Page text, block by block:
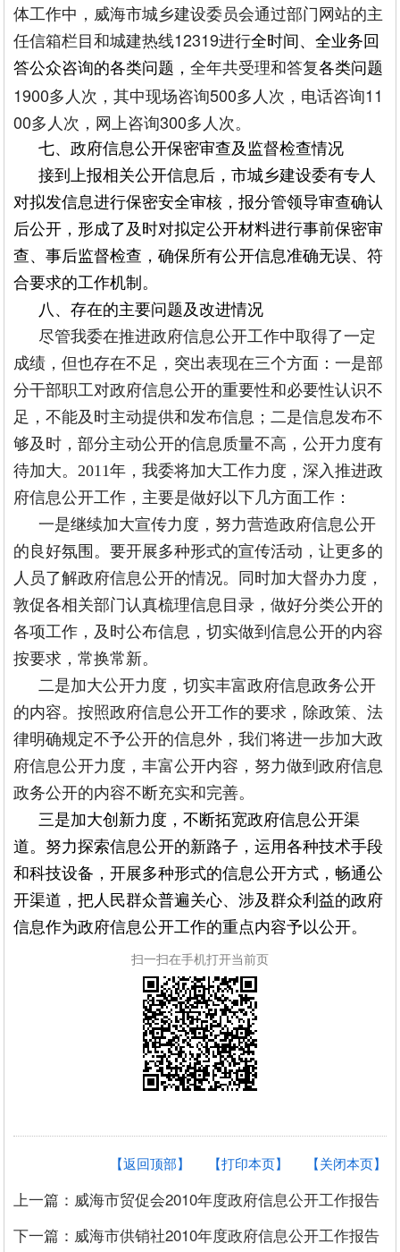
体工作中，威海市城乡建设委员会通过部门网站的主
任信箱栏目和城建热线12319进行全时间、全业务回
答公众咨询的各类问题，全年共受理和答复各类问题
1900多人次，其中现场咨询500多人次，电话咨询11
00多人次，网上咨询300多人次。
七、政府信息公开保密审查及监督检查情况
接到上报相关公开信息后，市城乡建设委有专人
对拟发信息进行保密安全审核，报分管领导审查确认
后公开，形成了及时对拟定公开材料进行事前保密审
查、事后监督检查，确保所有公开信息准确无误、符
合要求的工作机制。
八、存在的主要问题及改进情况
尽管我委在推进政府信息公开工作中取得了一定
成绩，但也存在不足，突出表现在三个方面：一是部
分干部职工对政府信息公开的重要性和必要性认识不
足，不能及时主动提供和发布信息；二是信息发布不
够及时，部分主动公开的信息质量不高，公开力度有
待加大。2011年，我委将加大工作力度，深入推进政
府信息公开工作，主要是做好以下几方面工作：
一是继续加大宣传力度，努力营造政府信息公开
的良好氛围。要开展多种形式的宣传活动，让更多的
人员了解政府信息公开的情况。同时加大督办力度，
敦促各相关部门认真梳理信息目录，做好分类公开的
各项工作，及时公布信息，切实做到信息公开的内容
按要求，常换常新。
二是加大公开力度，切实丰富政府信息政务公开
的内容。按照政府信息公开工作的要求，除政策、法
律明确规定不予公开的信息外，我们将进一步加大政
府信息公开力度，丰富公开内容，努力做到政府信息
政务公开的内容不断充实和完善。
三是加大创新力度，不断拓宽政府信息公开渠
道。努力探索信息公开的新路子，运用各种技术手段
和科技设备，开展多种形式的信息公开方式，畅通公
开渠道，把人民群众普遍关心、涉及群众利益的政府
信息作为政府信息公开工作的重点内容予以公开。
扫一扫在手机打开当前页
【关闭本页】
【打印本页】
【返回顶部】
上一篇：威海市贸促会2010年度政府信息公开工作报告
下一篇：威海市供销社2010年度政府信息公开工作报告